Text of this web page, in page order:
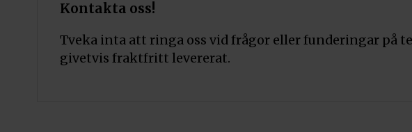
Kontakta oss!
Tveka inta att ringa oss vid frågor eller funderingar på
givetvis fraktfritt levererat.